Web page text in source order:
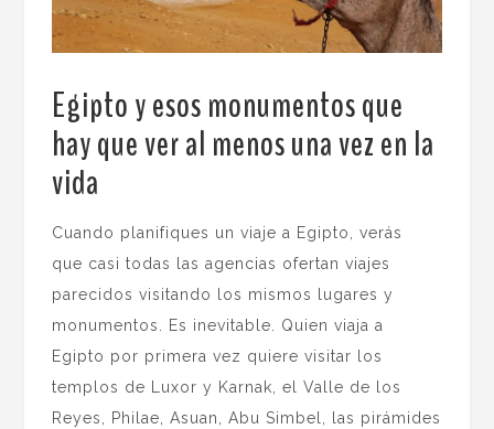
Egipto y esos monumentos que
hay que ver al menos una vez en la
vida
Cuando planifiques un viaje a Egipto, verás
que casi todas las agencias ofertan viajes
parecidos visitando los mismos lugares y
monumentos. Es inevitable. Quien viaja a
Egipto por primera vez quiere visitar los
templos de Luxor y Karnak, el Valle de los
Reyes, Philae, Asuan, Abu Simbel, las pirámides